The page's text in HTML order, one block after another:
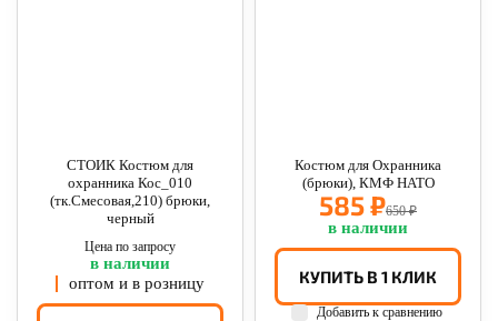
СТОИК Костюм для
охранника Кос_010
(тк.Смесовая,210) брюки,
черный
Цена по запросу
в наличии
оптом и в розницу
Костюм для Охранника
(брюки), КМФ НАТО
585 ₽650 ₽
в наличии
КУПИТЬ В 1 КЛИК
Добавить к сравнению